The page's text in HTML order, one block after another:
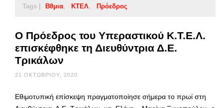
Tags | Βθμια ΚΤΕΛ Πρόεδρος
Ο Πρόεδρος του Υπεραστικού Κ.Τ.Ε.Λ.
επισκέφθηκε τη Διευθύντρια Δ.Ε.
Τρικάλων
21 ΟΚΤΩΒΡΊΟΥ, 2020
Εθιμοτυπική επίσκεψη πραγματοποίησε σήμερα το πρωί στη